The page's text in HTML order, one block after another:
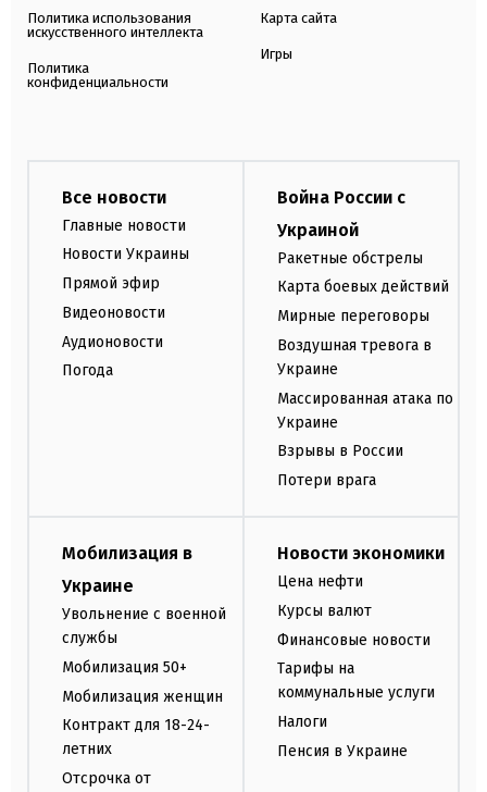
Политика использования
искусственного интеллекта
Политика
конфиденциальности
Карта сайта
Игры
Все новости
Главные новости
Новости Украины
Прямой эфир
Видеоновости
Аудионовости
Погода
Война России с
Украиной
Ракетные обстрелы
Карта боевых действий
Мирные переговоры
Воздушная тревога в
Украине
Массированная атака по
Украине
Взрывы в России
Потери врага
Мобилизация в
Украине
Увольнение с военной
службы
Мобилизация 50+
Мобилизация женщин
Контракт для 18-24-
летних
Отсрочка от
Новости экономики
Цена нефти
Курсы валют
Финансовые новости
Тарифы на
коммунальные услуги
Налоги
Пенсия в Украине